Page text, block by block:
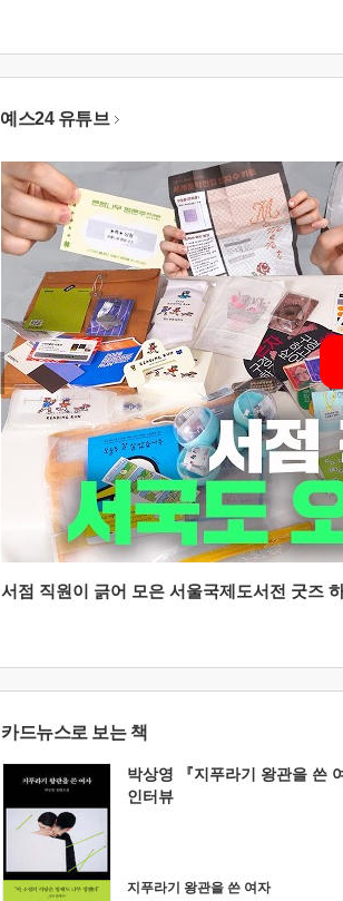
예스24 유튜브
서점 직원이 긁어 모은 서울국제도서전 굿즈
카드뉴스로 보는 책
박상영 『지푸라기 왕관을 쓴
인터뷰
지푸라기 왕관을 쓴 여자